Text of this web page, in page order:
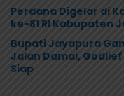
Perdana Digelar di
ke-81 RI Kabupaten
Bupati Jayapura
Jalan Damai,
Siap